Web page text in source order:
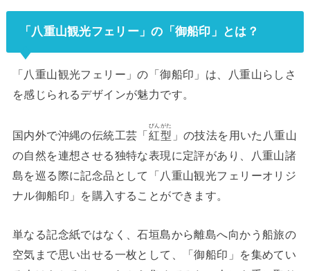
「八重山観光フェリー」の「御船印」とは？
「八重山観光フェリー」の「御船印」は、八重山らしさ
を感じられるデザインが魅力です。
国内外で沖縄の伝統工芸「紅型
びんがた
」の技法を用いた八重山
の自然を連想させる独特な表現に定評があり、八重山諸
島を巡る際に記念品として「八重山観光フェリーオリジ
ナル御船印」を購入することができます。
単なる記念紙ではなく、石垣島から離島へ向かう船旅の
空気まで思い出せる一枚として、「御船印」を集めてい